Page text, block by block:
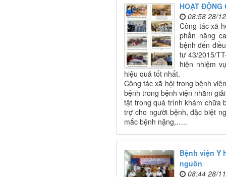
HOẠT ĐỘNG
08:58 28/
Công tác xã
phần nâng
bệnh đến
tư 43/2015/
hiện nhiệm
hiệu quả tốt nhất.
Công tác xã hội trong bệnh
bệnh trong bệnh viện nhằm
tật trong quá trình khám chữa
trợ cho người bệnh, đặc biệt
mắc bệnh nặng,…..
Bệnh viện Y
nguồn
08:44 28/